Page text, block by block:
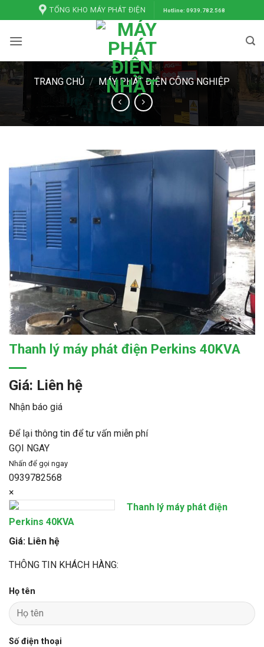
qua
nội
TỔNG KHO MÁY PHÁT ĐIỆN Hotline: 0939.782.568
TRANG CHỦ / MÁY PHÁT ĐIỆN CÔNG NGHIỆP
Thanh lý máy phát điện Perkins 40KVA
Giá: Liên hệ
Nhận báo giá
Để lại thông tin để tư vấn miễn phí
GỌI NGAY
Nhấn để gọi ngay
0939782568
×
Thanh lý máy phát điện
Perkins 40KVA
Giá: Liên hệ
THÔNG TIN KHÁCH HÀNG:
Họ tên
Số điện thoại